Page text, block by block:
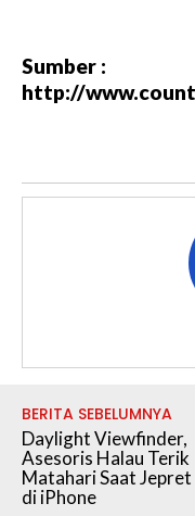
Sumber :
http://
BERITA SEBELUMNYA
Daylight Viewfinder,
Asesoris Halau Terik
Matahari Saat
di iPhone